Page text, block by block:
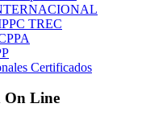
TREC
Certificados
On Line